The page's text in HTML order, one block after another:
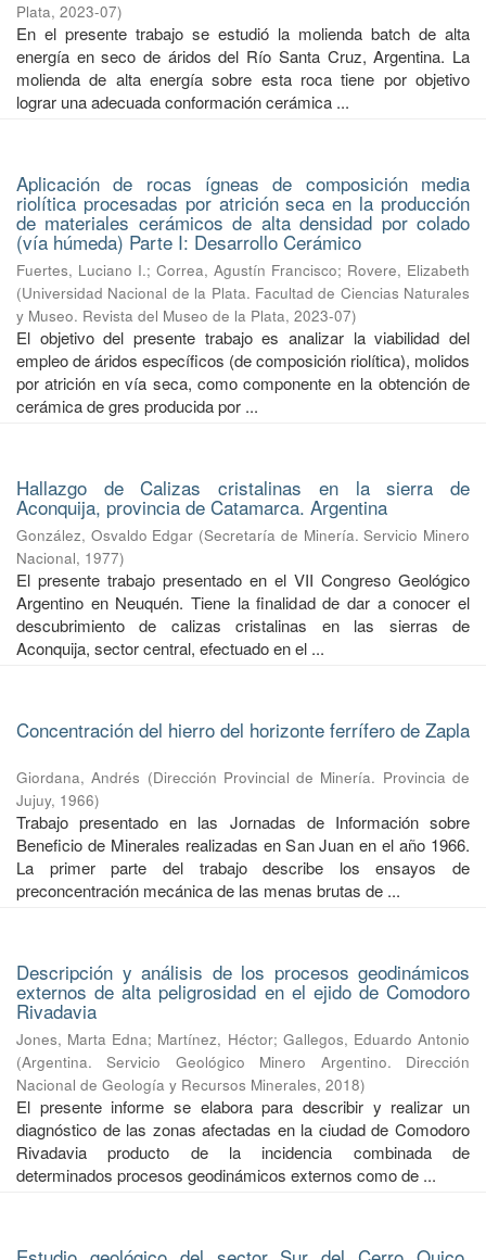
Plata, 2023-07)
En el presente trabajo se estudió la molienda batch de alta
energía en seco de áridos del Río Santa Cruz, Argentina. La
molienda de alta energía sobre esta roca tiene por objetivo
lograr una adecuada conformación cerámica ...
Aplicación de rocas ígneas de composición media
riolítica procesadas por atrición seca en la producción
de materiales cerámicos de alta densidad por colado
(vía húmeda) Parte I: Desarrollo Cerámico
Fuertes, Luciano I.; Correa, Agustín Francisco; Rovere, Elizabeth
(Universidad Nacional de la Plata. Facultad de Ciencias Naturales
y Museo. Revista del Museo de la Plata, 2023-07)
El objetivo del presente trabajo es analizar la viabilidad del
empleo de áridos específicos (de composición riolítica), molidos
por atrición en vía seca, como componente en la obtención de
cerámica de gres producida por ...
Hallazgo de Calizas cristalinas en la sierra de
Aconquija, provincia de Catamarca. Argentina
González, Osvaldo Edgar (Secretaría de Minería. Servicio Minero
Nacional, 1977)
El presente trabajo presentado en el VII Congreso Geológico
Argentino en Neuquén. Tiene la finalidad de dar a conocer el
descubrimiento de calizas cristalinas en las sierras de
Aconquija, sector central, efectuado en el ...
Concentración del hierro del horizonte ferrífero de Zapla
Giordana, Andrés (Dirección Provincial de Minería. Provincia de
Jujuy, 1966)
Trabajo presentado en las Jornadas de Información sobre
Beneficio de Minerales realizadas en San Juan en el año 1966.
La primer parte del trabajo describe los ensayos de
preconcentración mecánica de las menas brutas de ...
Descripción y análisis de los procesos geodinámicos
externos de alta peligrosidad en el ejido de Comodoro
Rivadavia
Jones, Marta Edna; Martínez, Héctor; Gallegos, Eduardo Antonio
(Argentina. Servicio Geológico Minero Argentino. Dirección
Nacional de Geología y Recursos Minerales, 2018)
El presente informe se elabora para describir y realizar un
diagnóstico de las zonas afectadas en la ciudad de Comodoro
Rivadavia producto de la incidencia combinada de
determinados procesos geodinámicos externos como de ...